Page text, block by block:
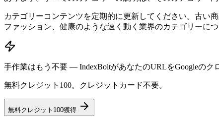
カテゴリーコンテンツを定期的に更新してください。古い
ファッション、健康のような速く動く業界のカテゴリーに
手作業はもう不要 — IndexBoltがあなたのURLをGoogleのク
無料クレジット100。クレジットカード不要。
無料クレジット100獲得